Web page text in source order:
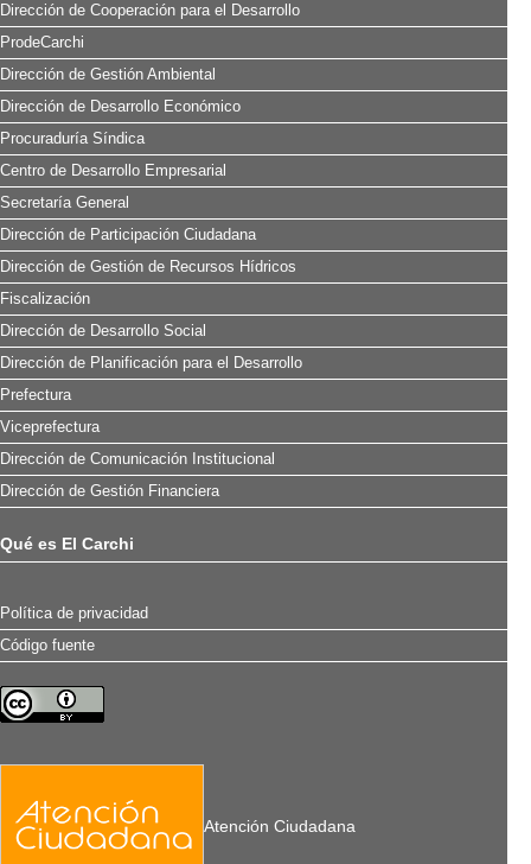
Dirección de Cooperación para el Desarrollo
ProdeCarchi
Dirección de Gestión Ambiental
Dirección de Desarrollo Económico
Procuraduría Síndica
Centro de Desarrollo Empresarial
Secretaría General
Dirección de Participación Ciudadana
Dirección de Gestión de Recursos Hídricos
Fiscalización
Dirección de Desarrollo Social
Dirección de Planificación para el Desarrollo
Prefectura
Viceprefectura
Dirección de Comunicación Institucional
Dirección de Gestión Financiera
Qué es El Carchi
Política de privacidad
Código fuente
Atención Ciudadana